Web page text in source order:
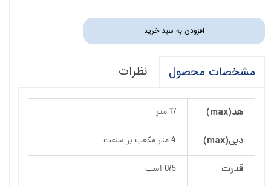
افزودن به سبد خرید
مشخصات محصول نظرات
هد(max) 17 متر
دبی(max) 4 متر مکعب بر ساعت
قدرت 0/5 اسب